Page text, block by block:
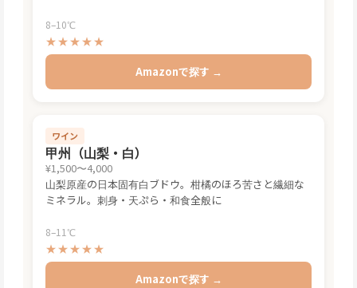
8–10℃
★★★★★
Amazonで探す →
ワイン
甲州（山梨・白）
¥1,500〜4,000
山梨原産の日本固有白ブドウ。柑橘のほろ苦さと繊細な
ミネラル。刺身・天ぷら・和食全般に
8–11℃
★★★★★
Amazonで探す →